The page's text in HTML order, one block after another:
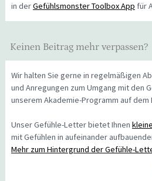
in derGefühlsmonster Toolbox App für
Keinen Beitrag mehr verpassen?
Wir halten Sie gerne in regelmäßigen
und Anregungen zum Umgang mit den
unserem Akademie-Programm auf dem
Unser Gefühle-Letter bietet Ihnen
mit Gefühlen in aufeinander
Mehr zum Hintergrund der Gefühle-